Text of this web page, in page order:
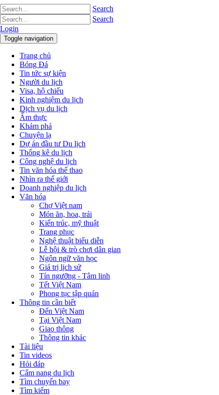
Search
Search
Login
Toggle navigation
Trang chủ
Bóng Đá
Tin tức sự kiện
Người du lịch
Visa, hộ chiếu
Kinh nghiệm du lịch
Dịch vụ du lịch
Ẩm thực
Khám phá
Chuyện lạ
Dự án đầu tư Du lịch
Thống kê du lịch
Công nghệ du lịch
Tin văn hóa thể thao
Nhìn ra thế giới
Doanh nghiệp du lịch
Văn hóa
Chợ Việt nam
Món ăn, hoa, trái
Kiến trúc, mỹ thuật
Trang phục
Nghệ thuật biểu diễn
Lễ hội & trò chơi dân gian
Ngôn ngữ văn học
Giá trị lịch sử
Tín ngưỡng - Tâm linh
Tết Việt Nam
Phong tục tập quán
Thông tin cần biết
Đến Việt Nam
Tại Việt Nam
Giao thông
Thông tin khác
Tài liệu
Tin videos
Hỏi đáp
Cẩm nang du lịch
Tìm chuyến bay
Tìm kiếm